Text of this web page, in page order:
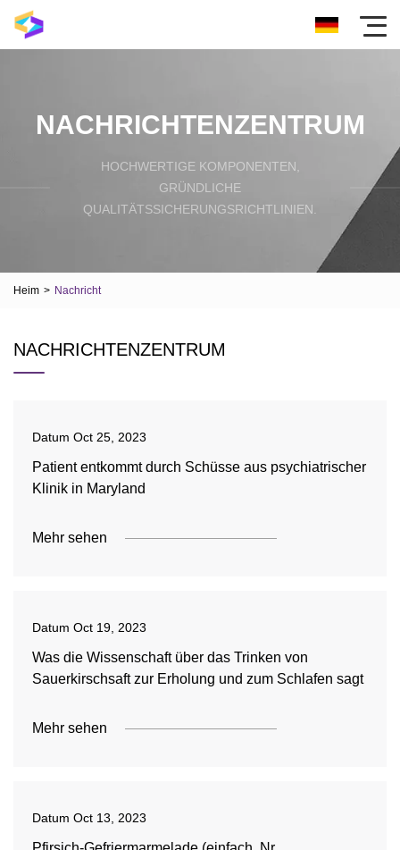
NACHRICHTENZENTRUM
HOCHWERTIGE KOMPONENTEN,
GRÜNDLICHE
QUALITÄTSSICHERUNGSRICHTLINIEN.
Heim > Nachricht
NACHRICHTENZENTRUM
Datum Oct 25, 2023
Patient entkommt durch Schüsse aus psychiatrischer
Klinik in Maryland
Mehr sehen
Datum Oct 19, 2023
Was die Wissenschaft über das Trinken von
Sauerkirschsaft zur Erholung und zum Schlafen sagt
Mehr sehen
Datum Oct 13, 2023